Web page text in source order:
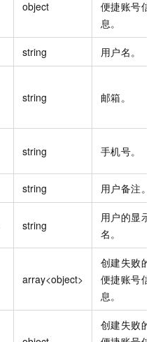
object
便捷账号信
息。
string 用户名。
string 邮箱。
string 手机号。
string 用户备注。
string
用户的显示
名。
array<object>
创建失败的
便捷账号信
息。
创建失败的